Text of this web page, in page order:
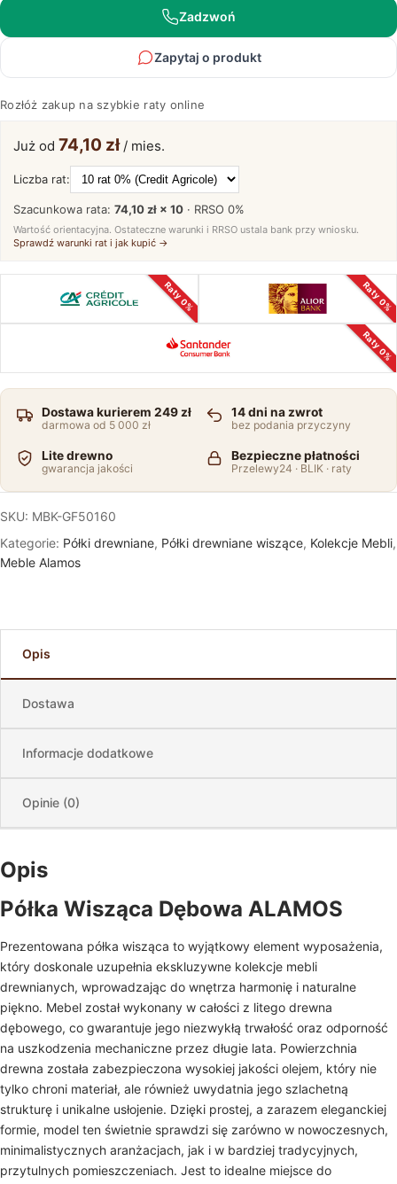
Zadzwoń
Zapytaj o produkt
Rozłóż zakup na szybkie raty online
Już od 74,10 zł/ mies.
Liczba rat:
Szacunkowa rata: 74,10 zł × 10 · RRSO 0%
Wartość orientacyjna. Ostateczne warunki i RRSO ustala bank przy wniosku.
Sprawdź warunki rat i jak kupić →
Raty 0%
Raty 0%
Raty 0%
Dostawa kurierem 249 zł
darmowa od 5 000 zł
14 dni na zwrot
bez podania przyczyny
Lite drewno
gwarancja jakości
Bezpieczne płatności
Przelewy24 · BLIK · raty
SKU: MBK-GF50160
Kategorie: Półki drewniane, Półki drewniane wiszące, Kolekcje Mebli,
Meble Alamos
Opis
Dostawa
Informacje dodatkowe
Opinie (0)
Opis
Półka Wisząca Dębowa ALAMOS
Prezentowana półka wisząca to wyjątkowy element wyposażenia,
który doskonale uzupełnia ekskluzywne kolekcje mebli
drewnianych, wprowadzając do wnętrza harmonię i naturalne
piękno. Mebel został wykonany w całości z litego drewna
dębowego, co gwarantuje jego niezwykłą trwałość oraz odporność
na uszkodzenia mechaniczne przez długie lata. Powierzchnia
drewna została zabezpieczona wysokiej jakości olejem, który nie
tylko chroni materiał, ale również uwydatnia jego szlachetną
strukturę i unikalne usłojenie. Dzięki prostej, a zarazem eleganckiej
formie, model ten świetnie sprawdzi się zarówno w nowoczesnych,
minimalistycznych aranżacjach, jak i w bardziej tradycyjnych,
przytulnych pomieszczeniach. Jest to idealne miejsce do